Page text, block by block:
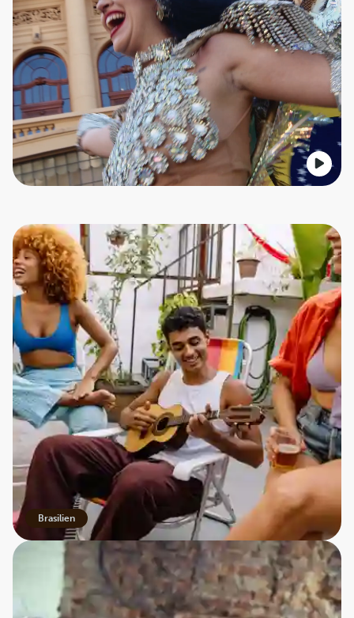
En dans med historiske rødder
Brasilien